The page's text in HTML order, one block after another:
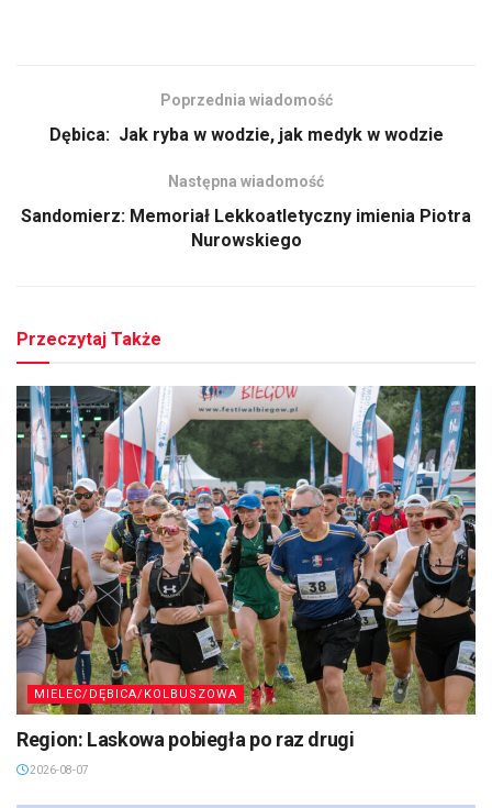
Poprzednia wiadomość
Dębica: Jak ryba w wodzie, jak medyk w wodzie
Następna wiadomość
Sandomierz: Memoriał Lekkoatletyczny imienia Piotra
Nurowskiego
Przeczytaj Także
MIELEC/DĘBICA/KOLBUSZOWA
Region: Laskowa pobiegła po raz drugi
2026-08-07